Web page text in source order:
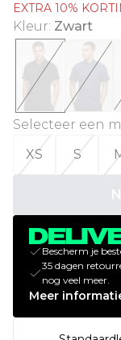
EXTRA 10%
Kleur: Zwart
Selecteer een
XS
S
Bescherm je
35 dagen
nog veel meer.
Meer